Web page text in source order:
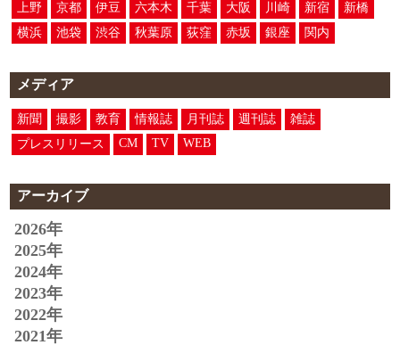
上野 京都 伊豆 六本木 千葉 大阪 川崎 新宿
新橋
横浜
池袋 渋谷 秋葉原 荻窪 赤坂 銀座 関内
メディア
新聞 撮影 教育 情報誌 月刊誌 週刊誌
雑誌
プレスリリース
CM TV WEB
アーカイブ
2026年
2025年
2024年
2023年
2022年
2021年